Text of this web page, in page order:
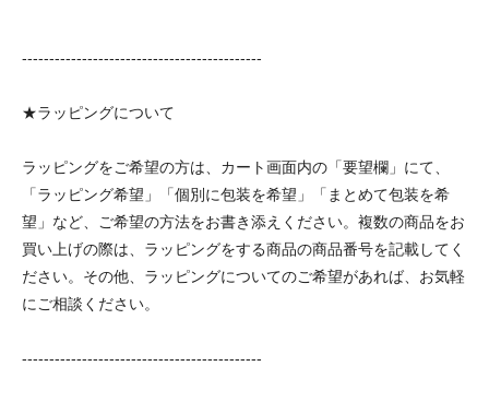
--------------------------------------------
★ラッピングについて
ラッピングをご希望の方は、カート画面内の「要望欄」にて、
「ラッピング希望」「個別に包装を希望」「まとめて包装を希
望」など、ご希望の方法をお書き添えください。複数の商品をお
買い上げの際は、ラッピングをする商品の商品番号を記載してく
ださい。その他、ラッピングについてのご希望があれば、お気軽
にご相談ください。
--------------------------------------------